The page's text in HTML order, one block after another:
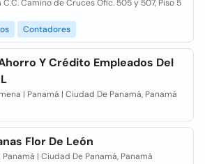
Camino de Cruces Ofic. 505 y 507, Piso 5
Contadores
Y Crédito Empleados Del
| Panamá | Ciudad De Panamá, Panamá
Flor De León
Panamá | Ciudad De Panamá, Panamá